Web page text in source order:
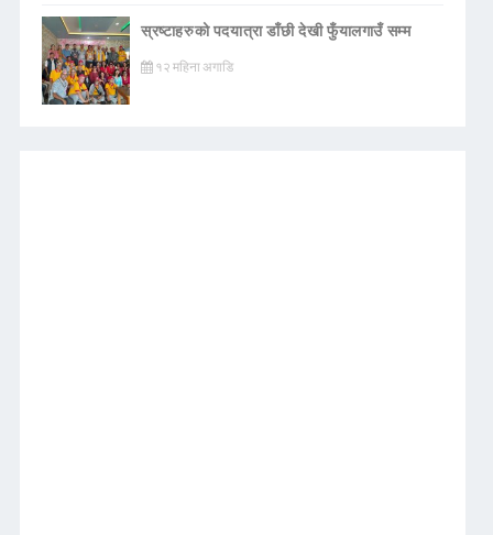
स्रष्टाहरुको पदयात्रा डाँछी देखी फुँयालगाउँ सम्म
१२ महिना अगाडि